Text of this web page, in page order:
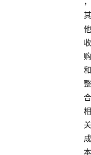
其
他
收
购
和
整
合
相
关
成
本